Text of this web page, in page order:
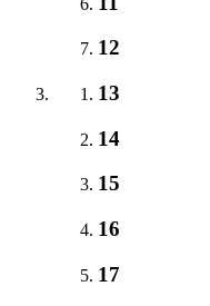
12
13
14
15
16
17